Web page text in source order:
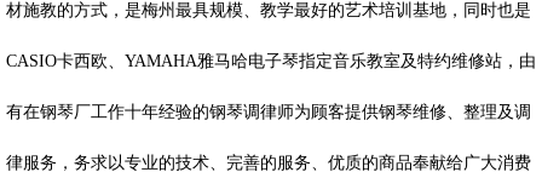
材施教的方式，是梅州最具规模、教学最好的艺术培训基地，同时也是
CASIO卡西欧、YAMAHA雅马哈电子琴指定音乐教室及特约维修站，由
有在钢琴厂工作十年经验的钢琴调律师为顾客提供钢琴维修、整理及调
律服务，务求以专业的技术、完善的服务、优质的商品奉献给广大消费